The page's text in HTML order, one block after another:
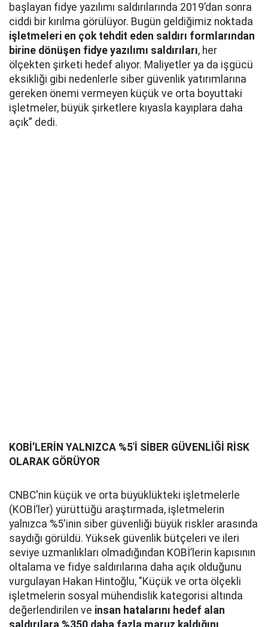
başlayan fidye yazılımı saldırılarında 2019’dan sonra
ciddi bir kırılma görülüyor. Bugün geldiğimiz noktada
işletmeleri en çok tehdit eden saldırı formlarından
birine dönüşen fidye yazılımı saldırıları, her
ölçekten şirketi hedef alıyor. Maliyetler ya da işgücü
eksikliği gibi nedenlerle siber güvenlik yatırımlarına
gereken önemi vermeyen küçük ve orta boyuttaki
işletmeler, büyük şirketlere kıyasla kayıplara daha
açık” dedi.
KOBİ’LERİN YALNIZCA %5’ İ SİBER GÜVENLİĞİ RİSK
OLARAK GÖRÜYOR
CNBC'nin küçük ve orta büyüklükteki işletmelerle
(KOBİ’ler) yürüttüğü araştırmada, işletmelerin
yalnızca %5'inin siber güvenliği büyük riskler arasında
saydığı görüldü. Yüksek güvenlik bütçeleri ve ileri
seviye uzmanlıkları olmadığından KOBİ’lerin kapısının
oltalama ve fidye saldırılarına daha açık olduğunu
vurgulayan Hakan Hintoğlu, "Küçük ve orta ölçekli
işletmelerin sosyal mühendislik kategorisi altında
değerlendirilen ve insan hatalarını hedef alan